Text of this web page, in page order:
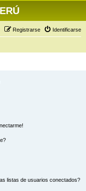
Identificarse
Registrarse
listas de usuarios conectados?